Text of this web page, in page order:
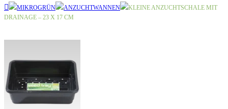
MIKROGRÜN ANZUCHTWANNEN
KLEINE ANZUCHTSCHALE MIT
DRAINAGE – 23 X 17 CM